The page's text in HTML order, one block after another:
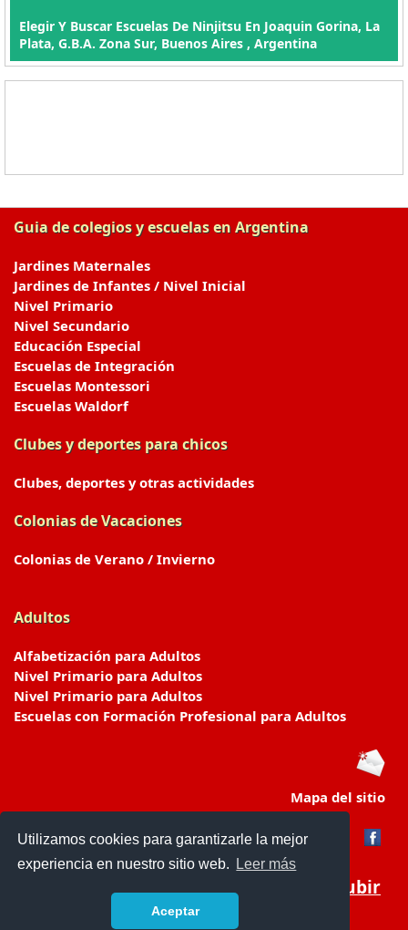
Utilizamos cookies para garantizarle la mejor
experiencia en nuestro sitio web.
Leer más
Aceptar
Elegir Y Buscar Escuelas De Ninjitsu En Joaquin Gorina, La
Plata, G.B.A. Zona Sur, Buenos Aires , Argentina
Guia de colegios y escuelas en Argentina
Jardines Maternales
Jardines de Infantes / Nivel Inicial
Nivel Primario
Nivel Secundario
Educación Especial
Escuelas de Integración
Escuelas Montessori
Escuelas Waldorf
Clubes y deportes para chicos
Clubes, deportes y otras actividades
Colonias de Vacaciones
Colonias de Verano / Invierno
Adultos
Alfabetización para Adultos
Nivel Primario para Adultos
Nivel Primario para Adultos
Escuelas con Formación Profesional para Adultos
Mapa del sitio
Subir